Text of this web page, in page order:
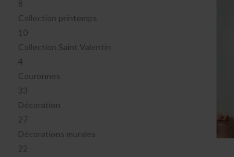
8
Collection printemps
10
Collection Saint Valentin
4
Couronnes
33
Décoration
27
Décorations murales
22